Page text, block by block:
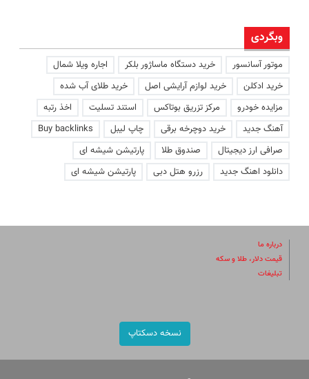
وبگردی
موتور آسانسور خرید دستگاه ماساژور بلکر
اجاره ویلا شمال
خرید ادکلن
خرید لوازم آرایشی اصل
خرید طلای آب شده
مزایده خودرو
مرکز تزریق بوتاکس استند تسلیت
اخذ رتبه
آهنگ جدید
خرید دوچرخه برقی چاپ لیبل
Buy backlinks
صرافی ارز دیجیتال
صندوق طلا
پارتیشن شیشه ای
دانلود اهنگ جدید
رزرو هتل دبی پارتیشن شیشه ای
درباره ما
قیمت دلار، طلا و سکه
تبلیغات
نسخه دسکتاپ